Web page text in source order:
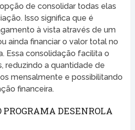
de consolidar todas elas
Isso significa que é
à vista através de um
ainda financiar o valor total no
Essa consolidação facilita o
reduzindo a quantidade de
mensalmente e possibilitando
financeira.
PROGRAMA DESENROLA